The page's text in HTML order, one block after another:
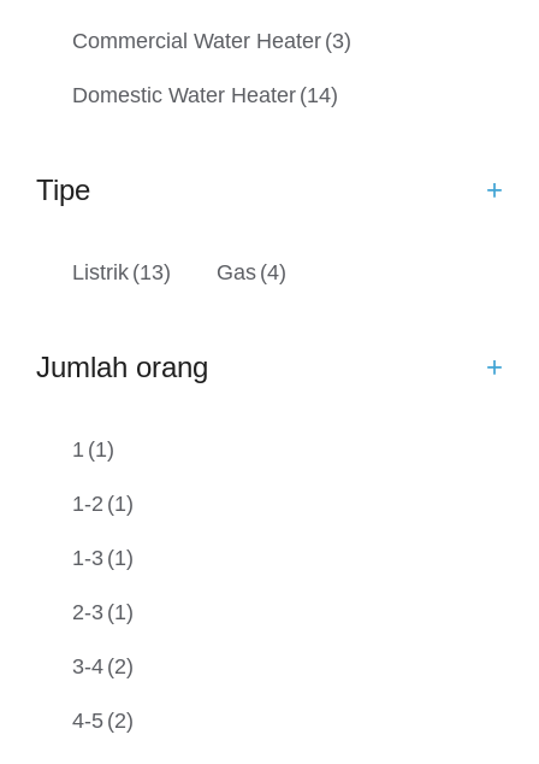
Commercial Water Heater (3)
Domestic Water Heater (14)
Tipe +
Listrik (13) Gas (4)
Jumlah orang +
1 (1)
1-2 (1)
1-3 (1)
2-3 (1)
3-4 (2)
4-5 (2)